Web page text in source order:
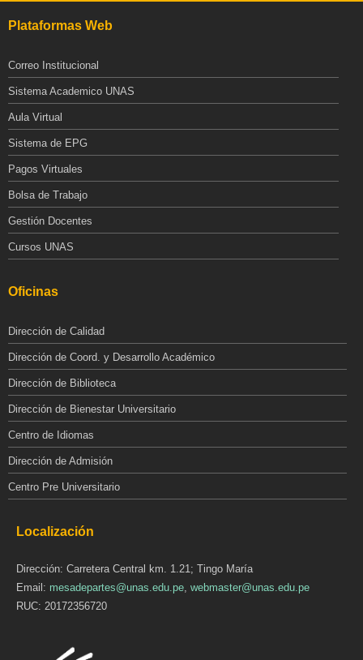
Plataformas Web
Correo Institucional
Sistema Academico UNAS
Aula Virtual
Sistema de EPG
Pagos Virtuales
Bolsa de Trabajo
Gestión Docentes
Cursos UNAS
Oficinas
Dirección de Calidad
Dirección de Coord. y Desarrollo Académico
Dirección de Biblioteca
Dirección de Bienestar Universitario
Centro de Idiomas
Dirección de Admisión
Centro Pre Universitario
Localización
Dirección: Carretera Central km. 1.21; Tingo María
Email: mesadepartes@unas.edu.pe webmaster@unas.edu.pe
RUC: 20172356720